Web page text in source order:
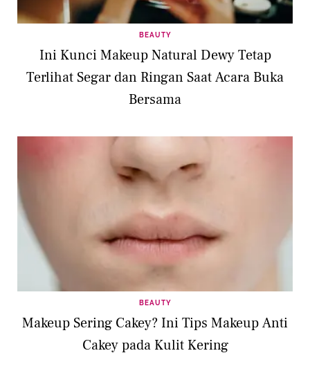
BEAUTY
Ini Kunci Makeup Natural Dewy Tetap
Terlihat Segar dan Ringan Saat Acara Buka
Bersama
BEAUTY
Makeup Sering Cakey? Ini Tips Makeup Anti
Cakey pada Kulit Kering